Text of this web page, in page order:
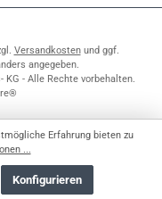
Versandkostenund ggf.
angegeben.
KG - Alle Rechte vorbehalten.
Erfahrung bieten zu
...
Konfigurieren